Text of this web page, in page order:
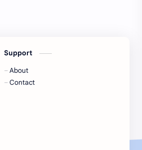
Support
About
Contact